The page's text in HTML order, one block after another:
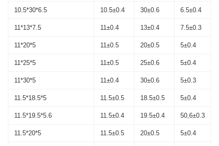
10.5*30*6.5 10.5±0.4 30±0.6 6.5±0.4
11*13*7.5 11±0.4 13±0.4 7.5±0.3
11*20*5 11±0.5 20±0.5 5±0.4
11*25*5 11±0.5 25±0.6 5±0.4
11*30*5 11±0.4 30±0.6 5±0.3
11.5*18.5*5 11.5±0.5 18.5±0.5 5±0.4
11.5*19.5*5.6 11.5±0.4 19.5±0.4 50,6±0.3
11.5*20*5 11.5±0.5 20±0.5 5±0.4